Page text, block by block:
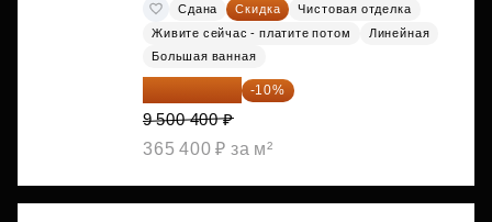
Сдана Скидка
Чистовая отделка
Живите сейчас - платите потом
Линейная
Большая ванная
-10%
9 500 400 ₽
365 400 ₽ за м²